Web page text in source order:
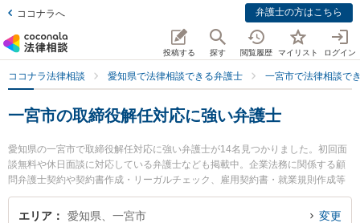
ココナラへ 弁護士の方はこちら
投稿する 探す 閲覧履歴 マイリスト ログイン
ココナラ法律相談 愛知県で法律相談できる弁護士 一宮市で法律相談で
一宮市の取締役解任対応に強い弁護士
愛知県の一宮市で取締役解任対応に強い弁護士が14名見つかりました。初回面
談無料や休日面談に対応している弁護士なども掲載中。企業法務に関係する顧
問弁護士契約や契約書作成・リーガルチェック、雇用契約書・就業規則作成等
の細かな分野での絞り込み検索もでき便利です。特に弁護士法人アストラルの
篠塚 渉弁護士やえんや法律事務所の塩谷 淳夫弁護士、はなみずき法律事務所の
エリア 愛知県、一宮市 変更